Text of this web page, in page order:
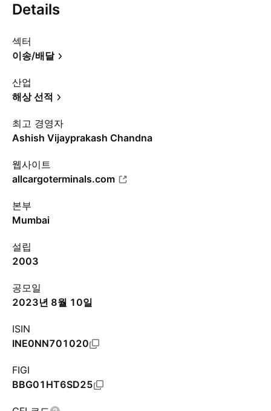
Details
섹터
이송/배달
산업
해상 선적
최고 경영자
Ashish Vijayprakash Chandna
웹사이트
allcargoterminals.com
본부
Mumbai
설립
2003
공모일
2023년 8월 10일
ISIN
INE0NN701020
FIGI
BBG01HT6SD25